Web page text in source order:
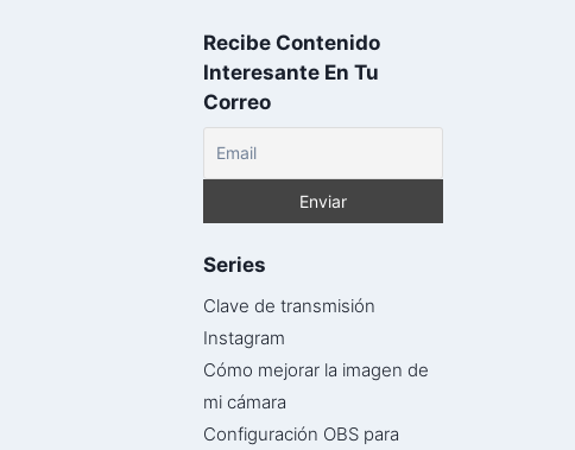
Recibe Contenido
Interesante En Tu
Correo
Series
Clave de transmisión
Instagram
Cómo mejorar la imagen de
mi cámara
Configuración OBS para